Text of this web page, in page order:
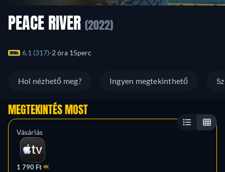
PEACE RIVER (2022)
6.1 (317) 2 óra 15perc
Hol nézhető meg? Ingyen megtekinthető
MEGTEKINTÉS MOST
Vásárlás
1 790 Ft 4K